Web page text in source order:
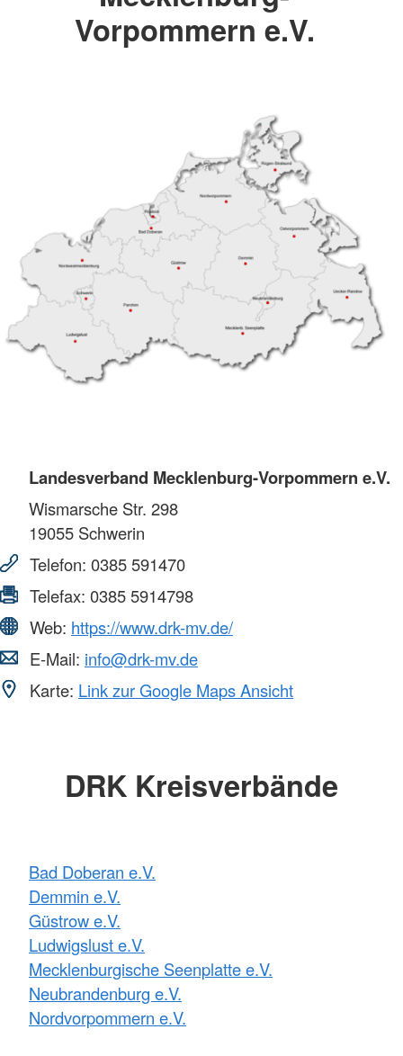
Vorpommern e.V.
Landesverband Mecklenburg-Vorpommern e.V.
Wismarsche Str. 298
19055 Schwerin
Telefon: 0385 591470
Telefax: 0385 5914798
Web: https://www.drk-mv.de/
E-Mail: info@drk-mv.de
Karte: Link zur Google Maps Ansicht
DRK Kreisverbände
Bad Doberan e.V.
Demmin e.V.
Güstrow e.V.
Ludwigslust e.V.
Mecklenburgische Seenplatte e.V.
Neubrandenburg e.V.
Nordvorpommern e.V.